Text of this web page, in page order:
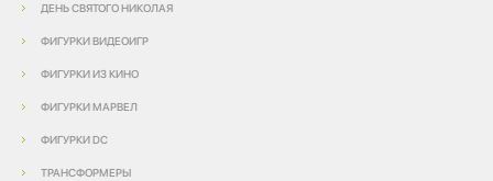
ДЕНЬ СВЯТОГО НИКОЛАЯ
ФИГУРКИ ВИДЕОИГР
ФИГУРКИ ИЗ КИНО
ФИГУРКИ МАРВЕЛ
ФИГУРКИ DC
ТРАНСФОРМЕРЫ